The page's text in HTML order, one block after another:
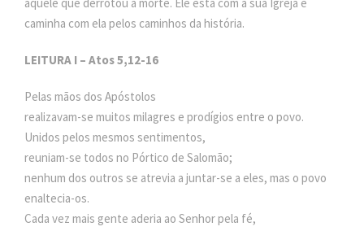
caminha com ela pelos caminhos da história.
LEITURA I – Atos 5,12-16
Pelas mãos dos Apóstolos
realizavam-se muitos milagres e prodígios entre o povo.
Unidos pelos mesmos sentimentos,
reuniam-se todos no Pórtico de Salomão;
nenhum dos outros se atrevia a juntar-se a eles, mas o povo
enaltecia-os.
Cada vez mais gente aderia ao Senhor pela fé,